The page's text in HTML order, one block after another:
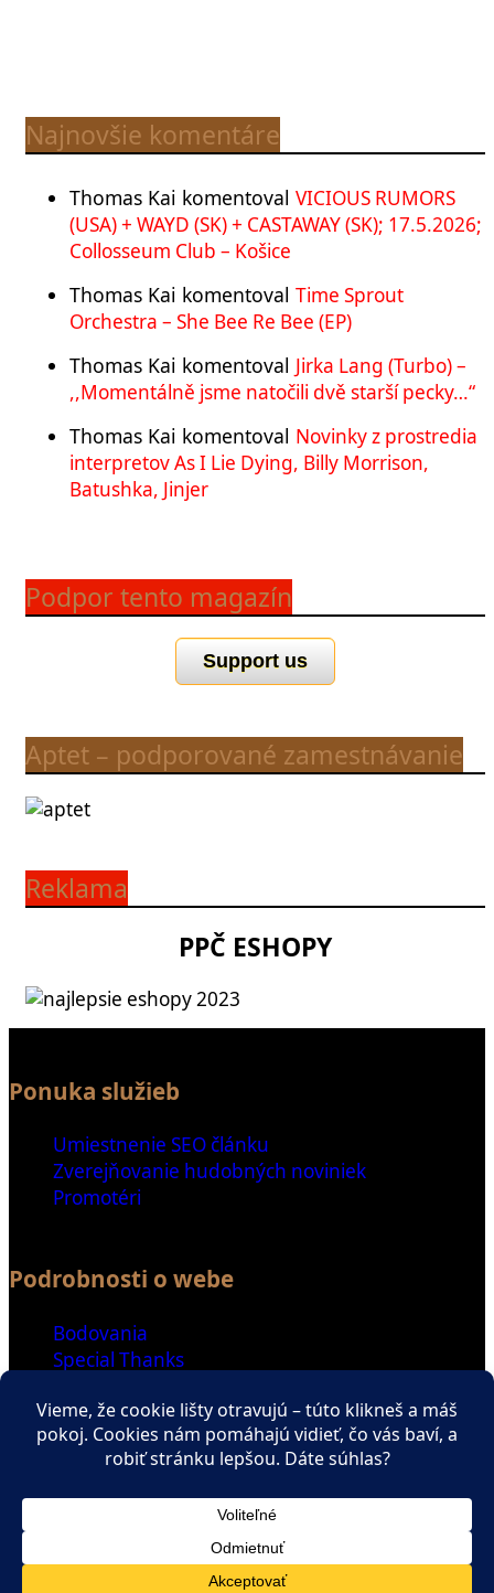
Najnovšie komentáre
Thomas Kai komentoval VICIOUS RUMORS
(USA) + WAYD (SK) + CASTAWAY (SK); 17.5.2026;
Collosseum Club – Košice
Thomas Kai komentoval Time Sprout
Orchestra – She Bee Re Bee (EP)
Thomas Kai komentoval Jirka Lang (Turbo) –
,,Momentálně jsme natočili dvě starší pecky…“
Thomas Kai komentoval Novinky z prostredia
interpretov As I Lie Dying, Billy Morrison,
Batushka, Jinjer
Podpor tento magazín
Support us
Aptet – podporované zamestnávanie
Reklama
PPČ ESHOPY
Ponuka služieb
Umiestnenie SEO článku
Zverejňovanie hudobných noviniek
Promotéri
Podrobnosti o webe
Bodovania
Special Thanks
Ďalšie odkazy
Spriatelené weby
ENGLISH SECTION